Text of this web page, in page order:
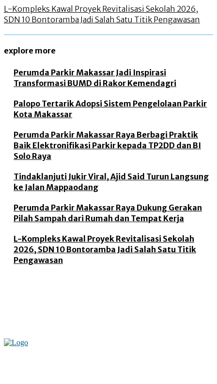
L-Kompleks Kawal Proyek Revitalisasi Sekolah 2026,
SDN 10 Bontoramba Jadi Salah Satu Titik Pengawasan
explore more
Perumda Parkir Makassar Jadi Inspirasi
Transformasi BUMD di Rakor Kemendagri
Palopo Tertarik Adopsi Sistem Pengelolaan Parkir
Kota Makassar
Perumda Parkir Makassar Raya Berbagi Praktik
Baik Elektronifikasi Parkir kepada TP2DD dan BI
Solo Raya
Tindaklanjuti Jukir Viral, Ajid Said Turun Langsung
ke Jalan Mappaodang
Perumda Parkir Makassar Raya Dukung Gerakan
Pilah Sampah dari Rumah dan Tempat Kerja
L-Kompleks Kawal Proyek Revitalisasi Sekolah
2026, SDN 10 Bontoramba Jadi Salah Satu Titik
Pengawasan